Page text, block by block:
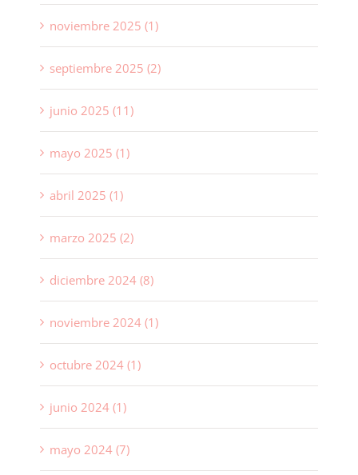
noviembre 2025 (1)
septiembre 2025 (2)
junio 2025 (11)
mayo 2025 (1)
abril 2025 (1)
marzo 2025 (2)
diciembre 2024 (8)
noviembre 2024 (1)
octubre 2024 (1)
junio 2024 (1)
mayo 2024 (7)